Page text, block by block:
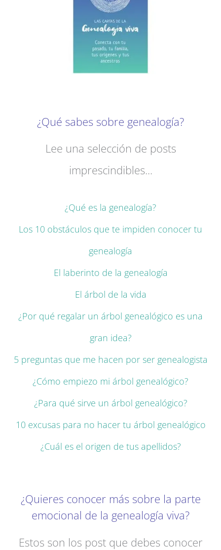
¿Qué sabes sobre genealogía?
Lee una selección de posts
imprescindibles...
¿Qué es la genealogía?
Los 10 obstáculos que te impiden conocer tu
genealogía
El laberinto de la genealogía
El árbol de la vida
¿Por qué regalar un árbol genealógico es una
gran idea?
5 preguntas que me hacen por ser genealogista
¿Cómo empiezo mi árbol genealógico?
¿Para qué sirve un árbol genealógico?
10 excusas para no hacer tu árbol genealógico
¿Cuál es el origen de tus apellidos?
¿Quieres conocer más sobre la parte
emocional de la genealogía viva?
Estos son los post que debes conocer